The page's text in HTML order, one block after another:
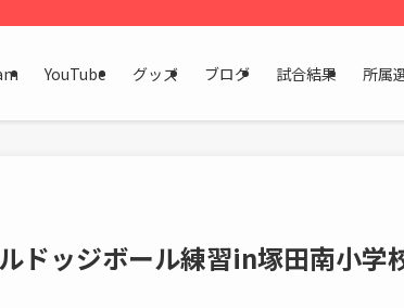
YouTube グッズ ブログ 試合結果 所属
ドッジボール練習in塚田南小学